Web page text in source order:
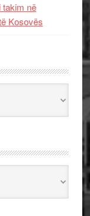
takim në
Kosovës